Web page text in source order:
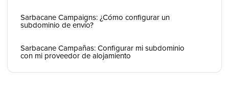
Sarbacane Campaigns: ¿Cómo configurar un
subdominio de envío?
Sarbacane Campañas: Configurar mi subdominio
con mi proveedor de alojamiento